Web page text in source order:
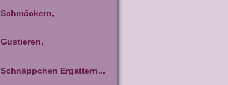
Schmöckern,
Gustieren,
Schnäppchen Ergattern...